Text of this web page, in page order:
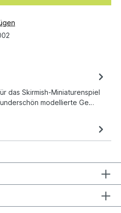
das Skirmish-Miniaturenspiel
modellierte Ge…